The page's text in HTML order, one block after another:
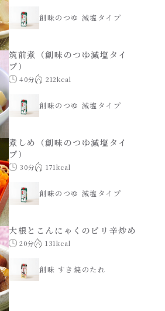
ズ
くち
創味のつゆ 減塩タイプ
筑前煮（創味のつゆ減塩タイ
プ）
40分 212kcal
創味のつゆ 減塩タイプ
煮しめ（創味のつゆ減塩タイ
プ）
30分 171kcal
創味のつゆ 減塩タイプ
大根とこんにゃくのピリ辛炒め
20分 131kcal
創味 すき焼のたれ